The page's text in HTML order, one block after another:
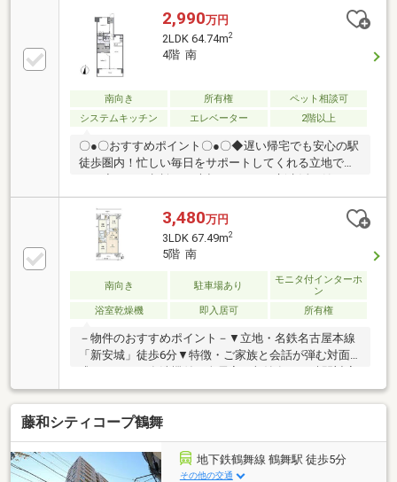
2,990万円
2LDK 64.74m2
4階 南
南向き 所有権
ペット相談可
システムキッチン
エレベーター 2階以上
〇●〇おすすめポイント〇●〇◆遅い帰宅でも安心の駅
徒歩圏内！忙しい毎日をサポートしてくれる立地で
ことができます！◆南向きでたっぷりの陽光に包まれ
る明るい住まい！◆作業のしやすいL字型キッチン！
少ない動作でお料理できます！◆全居室収納完備で綺
麗なお部屋をキープできます！◆快適な暮らしを守る
オートロック付き！◆イトーヨーカドー安城店隣接で
お買い物に大変便利です！◆小学校、保育園、公園も
徒歩圏内で、子育て環境良好です！■■■【ご内覧・ご
来店 ご希望のお客様へ】■■■ご来店・ご案内可能で
す！ご希望のお日にちをお気軽にご連絡下さい♪
3,480万円
3LDK 67.49m2
5階 南
南向き 駐車場あり
モニタ付インターホ
ン
浴室乾燥機
即入居可 所有権
－物件のおすすめポイント－▼立地・名鉄名古屋本線
「新安城」徒歩6分▼特徴・ご家族と会話が弾む対面
ゴミステーション有・ペット飼育可(規約有)・駐車場1
台利用可(車種による)▼設備・浴室乾燥機・オートロ
ック▼周辺環境・ドミー新安城店 徒歩9分(約680m)※
修繕積立金については、2027年7月より戸あたり平均
145円／平米に改定予定※町内会は任意ですが月額金
300円支払いが必要※電気契約は一括受電■ ご希望の住
藤和シティコープ鶴舞
地下鉄鶴舞線 鶴舞駅 徒歩5分
その他の交通